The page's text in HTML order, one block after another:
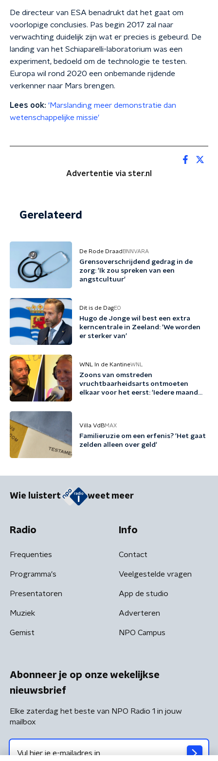
De directeur van ESA benadrukt dat het gaat om
voorlopige conclusies. Pas begin 2017 zal naar
verwachting duidelijk zijn wat er precies is gebeurd. De
landing van het Schiaparelli-laboratorium was een
experiment, bedoeld om de technologie te testen.
Europa wil rond 2020 een onbemande rijdende
verkenner naar Mars brengen.
Lees ook: 'Marslanding meer demonstratie dan
wetenschappelijke missie'
Advertentie via ster.nl
Gerelateerd
De Rode Draad BNNVARA
Grensoverschrijdend gedrag in de
zorg: 'Ik zou spreken van een
angstcultuur'
Dit is de DagEO
Hugo de Jonge wil best een extra
kerncentrale in Zeeland: 'We worden
er sterker van'
WNL In de KantineWNL
Zoons van omstreden
vruchtbaarheidsarts ontmoeten
elkaar voor het eerst: 'Iedere maand
Villa VdBMAX
Familieruzie om een erfenis? 'Het gaat
zelden alleen over geld'
Wie luistert weet meer
Radio
Frequenties
Programma's
Presentatoren
Muziek
Gemist
Info
Contact
Veelgestelde vragen
App de studio
Adverteren
NPO Campus
Abonneer je op onze wekelijkse
nieuwsbrief
Elke zaterdag het beste van NPO Radio 1 in jouw
mailbox